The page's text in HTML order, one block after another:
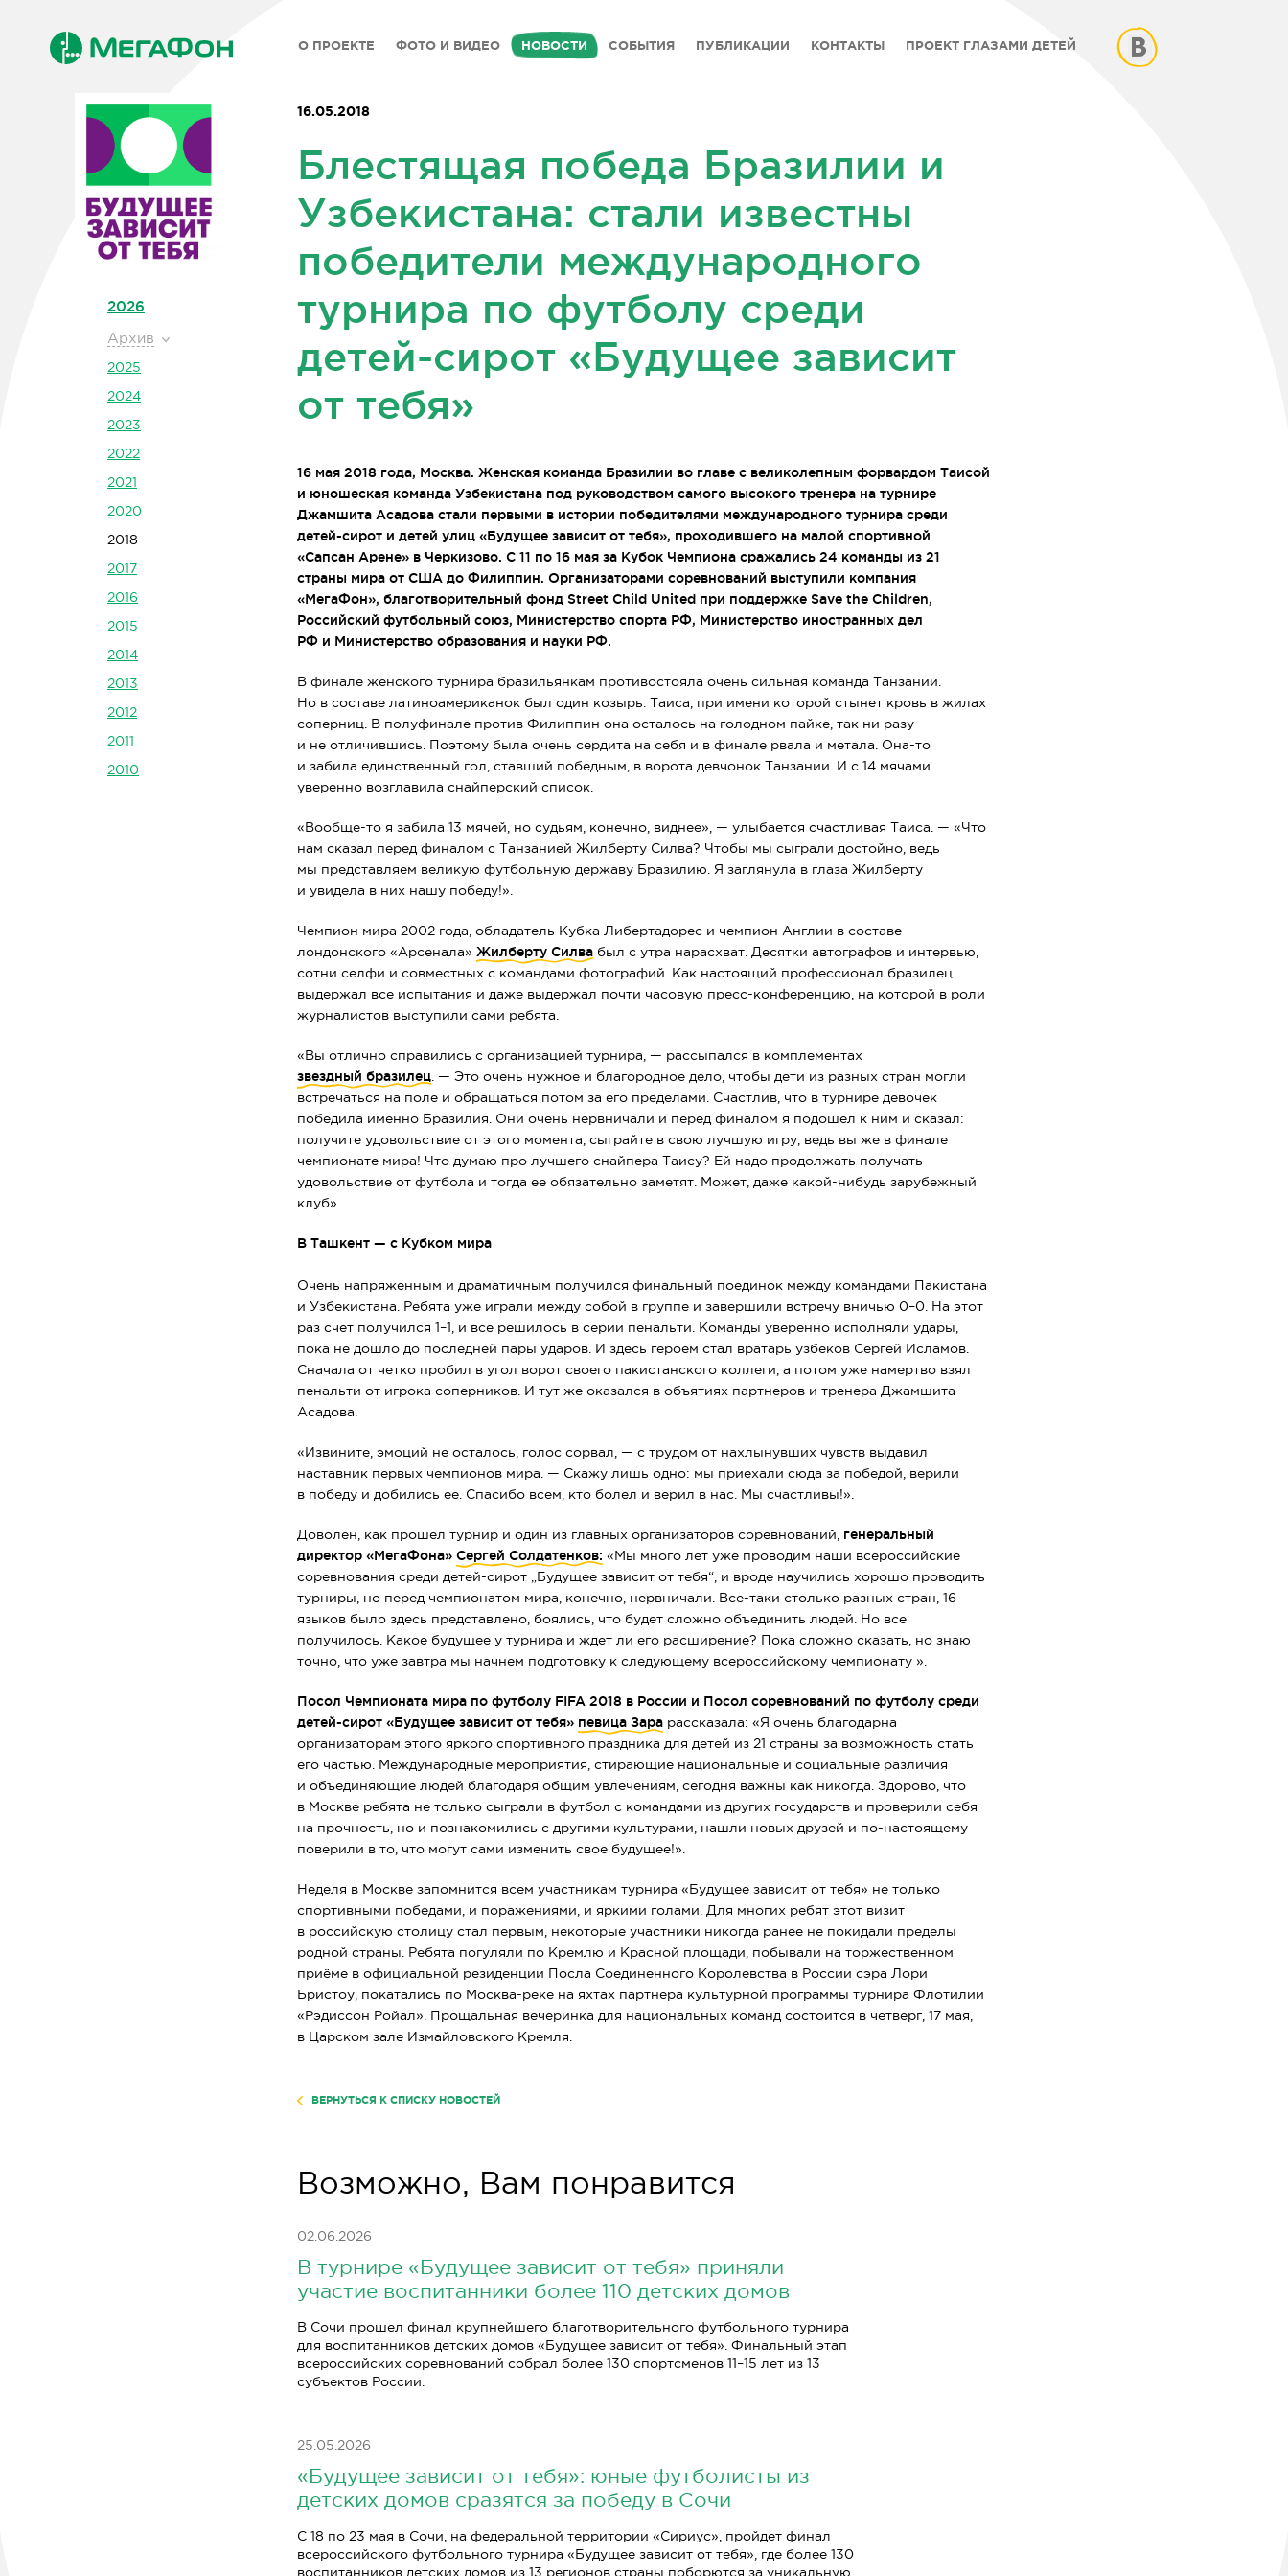
О ПРОЕКТЕ ФОТО И ВИДЕО НОВОСТИ СОБЫТИЯ ПУБЛИКАЦИИ КОНТАКТЫ ПРОЕКТ ГЛАЗАМИ ДЕТЕЙ
2026
Архив
2025
2024
2023
2022
2021
2020
2018
2017
2016
2015
2014
2013
2012
2011
2010
16.05.2018
Блестящая победа Бразилии и
Узбекистана: стали известны
победители международного
турнира по футболу среди
детей-сирот «Будущее зависит
от тебя»
16 мая 2018 года, Москва. Женская команда Бразилии во главе с великолепным форвардом Таисой
и юношеская команда Узбекистана под руководством самого высокого тренера на турнире
Джамшита Асадова стали первыми в истории победителями международного турнира среди
детей-сирот и детей улиц «Будущее зависит от тебя», проходившего на малой спортивной
«Сапсан Арене» в Черкизово. С 11 по 16 мая за Кубок Чемпиона сражались 24 команды из 21
страны мира от США до Филиппин. Организаторами соревнований выступили компания
«МегаФон», благотворительный фонд Street Child United при поддержке Save the Children,
Российский футбольный союз, Министерство спорта РФ, Министерство иностранных дел
РФ и Министерство образования и науки РФ.
В финале женского турнира бразильянкам противостояла очень сильная команда Танзании.
Но в составе латиноамериканок был один козырь. Таиса, при имени которой стынет кровь в жилах
соперниц. В полуфинале против Филиппин она осталось на голодном пайке, так ни разу
и не отличившись. Поэтому была очень сердита на себя и в финале рвала и метала. Она-то
и забила единственный гол, ставший победным, в ворота девчонок Танзании. И с 14 мячами
уверенно возглавила снайперский список.
«Вообще-то я забила 13 мячей, но судьям, конечно, виднее», — улыбается счастливая Таиса. — «Что
нам сказал перед финалом с Танзанией Жилберту Силва? Чтобы мы сыграли достойно, ведь
мы представляем великую футбольную державу Бразилию. Я заглянула в глаза Жилберту
и увидела в них нашу победу!».
Чемпион мира 2002 года, обладатель Кубка Либертадорес и чемпион Англии в составе
лондонского «Арсенала» Жилберту Силва был с утра нарасхват. Десятки автографов и интервью,
сотни селфи и совместных с командами фотографий. Как настоящий профессионал бразилец
выдержал все испытания и даже выдержал почти часовую пресс-конференцию , на которой в роли
журналистов выступили сами ребята.
«Вы отлично справились с организацией турнира, — рассыпался в комплементах
звездный бразилец . — Это очень нужное и благородное дело, чтобы дети из разных стран могли
встречаться на поле и обращаться потом за его пределами. Счастлив, что в турнире девочек
победила именно Бразилия. Они очень нервничали и перед финалом я подошел к ним и сказал:
получите удовольствие от этого момента, сыграйте в свою лучшую игру, ведь вы же в финале
чемпионате мира! Что думаю про лучшего снайпера Таису? Ей надо продолжать получать
удовольствие от футбола и тогда ее обязательно заметят. Может, даже какой-нибудь зарубежный
клуб».
В Ташкент — с Кубком мира
Очень напряженным и драматичным получился финальный поединок между командами Пакистана
и Узбекистана. Ребята уже играли между собой в группе и завершили встречу вничью 0–0. На этот
раз счет получился 1–1, и все решилось в серии пенальти. Команды уверенно исполняли удары,
пока не дошло до последней пары ударов. И здесь героем стал вратарь узбеков Сергей Исламов.
Сначала от четко пробил в угол ворот своего пакистанского коллеги, а потом уже намертво взял
пенальти от игрока соперников. И тут же оказался в объятиях партнеров и тренера Джамшита
Асадова.
«Извините, эмоций не осталось, голос сорвал, — с трудом от нахлынувших чувств выдавил
наставник первых чемпионов мира. — Скажу лишь одно: мы приехали сюда за победой, верили
в победу и добились ее. Спасибо всем, кто болел и верил в нас. Мы счастливы!».
Доволен, как прошел турнир и один из главных организаторов соревнований, генеральный
директор «МегаФона» Сергей Солдатенков: «Мы много лет уже проводим наши всероссийские
соревнования среди детей-сирот „Будущее зависит от тебя“, и вроде научились хорошо проводить
турниры, но перед чемпионатом мира, конечно, нервничали. Все-таки столько разных стран, 16
языков было здесь представлено, боялись, что будет сложно объединить людей. Но все
получилось. Какое будущее у турнира и ждет ли его расширение? Пока сложно сказать, но знаю
точно, что уже завтра мы начнем подготовку к следующему всероссийскому чемпионату ».
Посол Чемпионата мира по футболу FIFA 2018 в России и Посол соревнований по футболу среди
детей-сирот «Будущее зависит от тебя» певица Зара рассказала: «Я очень благодарна
организаторам этого яркого спортивного праздника для детей из 21 страны за возможность стать
его частью. Международные мероприятия, стирающие национальные и социальные различия
и объединяющие людей благодаря общим увлечениям, сегодня важны как никогда. Здорово, что
в Москве ребята не только сыграли в футбол с командами из других государств и проверили себя
на прочность, но и познакомились с другими культурами, нашли новых друзей и по-настоящему
поверили в то, что могут сами изменить свое будущее!».
Неделя в Москве запомнится всем участникам турнира «Будущее зависит от тебя» не только
спортивными победами, и поражениями, и яркими голами. Для многих ребят этот визит
в российскую столицу стал первым, некоторые участники никогда ранее не покидали пределы
родной страны. Ребята погуляли по Кремлю и Красной площади, побывали на торжественном
приёме в официальной резиденции Посла Соединенного Королевства в России сэра Лори
Бристоу, покатались по Москва-реке на яхтах партнера культурной программы турнира Флотилии
«Рэдиссон Ройал». Прощальная вечеринка для национальных команд состоится в четверг, 17 мая,
в Царском зале Измайловского Кремля.
ВЕРНУТЬСЯ К СПИСКУ НОВОСТЕЙ
Возможно, Вам понравится
02.06.2026
В турнире «Будущее зависит от тебя» приняли
участие воспитанники более 110 детских домов
В Сочи прошел финал крупнейшего благотворительного футбольного турнира
для воспитанников детских домов «Будущее зависит от тебя». Финальный этап
всероссийских соревнований собрал более 130 спортсменов 11–15 лет из 13
субъектов России.
25.05.2026
«Будущее зависит от тебя»: юные футболисты из
детских домов сразятся за победу в Сочи
С 18 по 23 мая в Сочи, на федеральной территории «Сириус», пройдет финал
всероссийского футбольного турнира «Будущее зависит от тебя», где более 130
воспитанников детских домов из 13 регионов страны поборются за уникальную